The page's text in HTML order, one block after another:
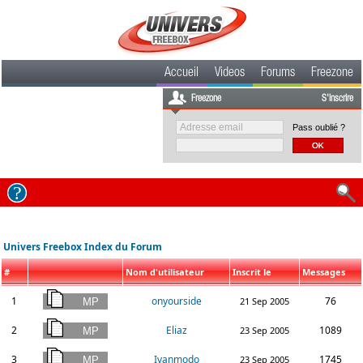
Accueil Videos Forums Freezone
Freezone S'inscrire
Pass oublié ?
Univers Freebox Index du Forum
# Nom d'utilisateur Inscrit le Messages
1 onyourside 21 Sep 2005 76
2 Eliaz 23 Sep 2005 1089
3 Ivanmodo 23 Sep 2005 1745